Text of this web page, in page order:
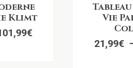
Klimt
€
Plage
de
21,99€
Vie
21,99€